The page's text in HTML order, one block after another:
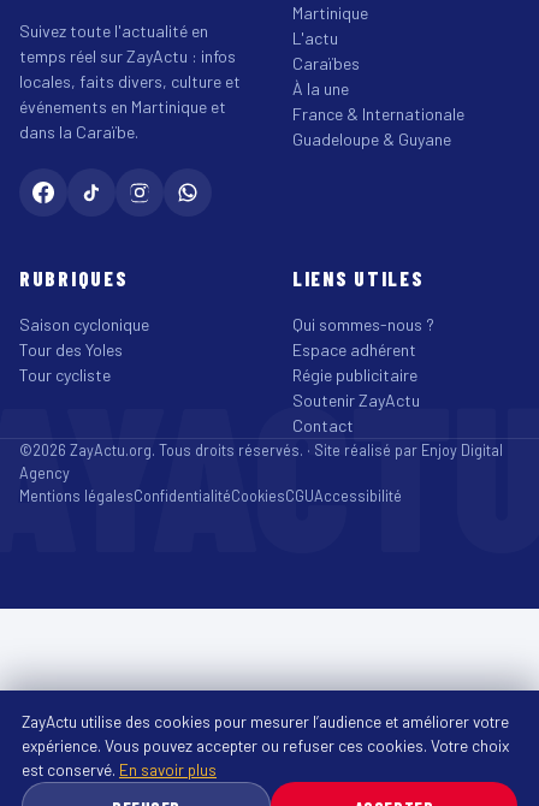
Suivez toute l'actualité en
temps réel sur ZayActu : infos
locales, faits divers, culture et
événements en Martinique et
dans la Caraïbe.
Martinique
L'actu
Caraïbes
À la une
France & Internationale
Guadeloupe & Guyane
RUBRIQUES
Saison cyclonique
Tour des Yoles
Tour cycliste
LIENS UTILES
Qui sommes-nous ?
Espace adhérent
Régie publicitaire
Soutenir ZayActu
Contact
©2026 ZayActu.org. Tous droits réservés. · Site réalisé par Enjoy Digital
Agency
Mentions légalesConfidentialitéCookiesCGUAccessibilité
ZayActu utilise des cookies pour mesurer l’audience et améliorer votre
expérience. Vous pouvez accepter ou refuser ces cookies. Votre choix
est conservé. En savoir plus